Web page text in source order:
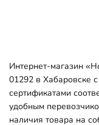
Интернет-магазин
01292 в Хабаровске
сертификатами
удобным
наличия товара на